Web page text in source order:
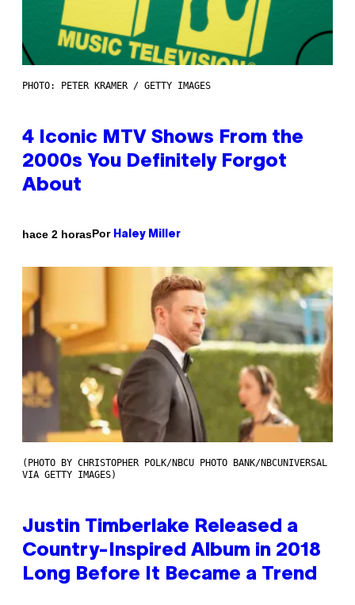
PHOTO: PETER KRAMER / GETTY IMAGES
4 Iconic MTV Shows From the
2000s You Definitely Forgot
About
hace 2 horasPor Haley Miller
(PHOTO BY CHRISTOPHER POLK/NBCU PHOTO BANK/NBCUNIVERSAL
VIA GETTY IMAGES)
Justin Timberlake Released a
Country-Inspired Album in 2018
Long Before It Became a Trend